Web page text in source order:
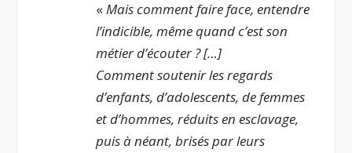
«Mais comment faire face, entendre
l’indicible, même quand c’est son
métier d’écouter ? […]
Comment soutenir les regards
d’enfants, d’adolescents, de femmes
et d’hommes, réduits en esclavage,
puis à néant, brisés par leurs